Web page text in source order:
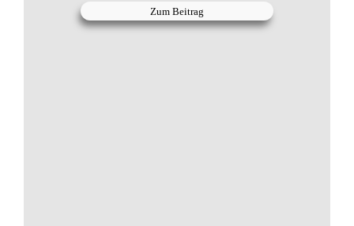
Zum Beitrag